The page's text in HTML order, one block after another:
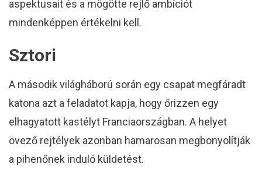
aspektusait és a mögötte rejlő ambíciót
mindenképpen értékelni kell.
Sztori
A második világháború során egy csapat megfáradt
katona azt a feladatot kapja, hogy őrizzen egy
elhagyatott kastélyt Franciaországban. A helyet
övező rejtélyek azonban hamarosan megbonyolítják
a pihenőnek induló küldetést.